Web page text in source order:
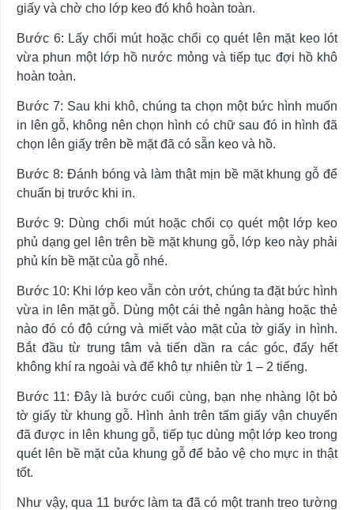
giấy và chờ cho lớp keo đó khô hoàn toàn.
Bước 6: Lấy chổi mút hoặc chổi cọ quét lên mặt keo lót
vừa phun một lớp hồ nước mỏng và tiếp tục đợi hồ khô
hoàn toàn.
Bước 7: Sau khi khô, chúng ta chọn một bức hình muốn
in lên gỗ, không nên chọn hình có chữ sau đó in hình đã
chọn lên giấy trên bề mặt đã có sẵn keo và hồ.
Bước 8: Đánh bóng và làm thật mịn bề mặt khung gỗ để
chuẩn bị trước khi in.
Bước 9: Dùng chổi mút hoặc chổi cọ quét một lớp keo
phủ dạng gel lên trên bề mặt khung gỗ, lớp keo này phải
phủ kín bề mặt của gỗ nhé.
Bước 10: Khi lớp keo vẫn còn ướt, chúng ta đặt bức hình
vừa in lên mặt gỗ. Dùng một cái thẻ ngân hàng hoặc thẻ
nào đó có độ cứng và miết vào mặt của tờ giấy in hình.
Bắt đầu từ trung tâm và tiến dần ra các góc, đẩy hết
không khí ra ngoài và để khô tự nhiên từ 1 – 2 tiếng.
Bước 11: Đây là bước cuối cùng, bạn nhẹ nhàng lột bỏ
tờ giấy từ khung gỗ. Hình ảnh trên tấm giấy vận chuyển
đã được in lên khung gỗ, tiếp tục dùng một lớp keo trong
quét lên bề mặt của khung gỗ để bảo vệ cho mực in thật
tốt.
Như vậy, qua 11 bước làm ta đã có một tranh treo tường